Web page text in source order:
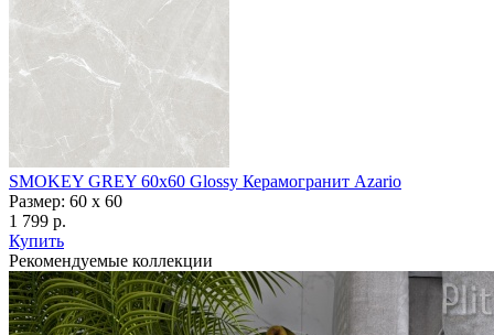
SMOKEY GREY 60х60 Glossy Керамогранит Azario
Размер: 60 x 60
1 799 р.
Купить
Рекомендуемые коллекции